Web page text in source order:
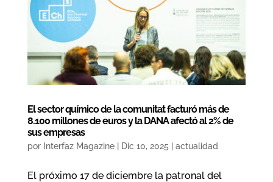
El sector químico de la comunitat facturó más de
8.100 millones de euros y la DANA afectó al 2% de
sus empresas
por Interfaz Magazine| Dic 10, 2025 actualidad
El próximo 17 de diciembre la patronal del